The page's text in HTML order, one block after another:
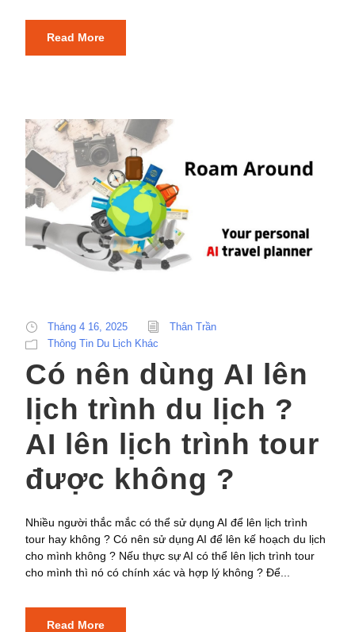
Read More
Tháng 4 16, 2025
Thân Trần
Thông Tin Du Lịch Khác
Có nên dùng AI lên
lịch trình du lịch ?
AI lên lịch trình tour
được không ?
Nhiều người thắc mắc có thể sử dụng AI để lên lịch trình
tour hay không ? Có nên sử dụng AI để lên kế hoạch du lịch
cho mình không ? Nếu thực sự AI có thể lên lịch trình tour
cho mình thì nó có chính xác và hợp lý không ? Để...
Read More